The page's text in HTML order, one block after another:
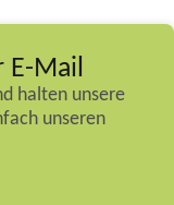
Mail
halten unsere
unseren